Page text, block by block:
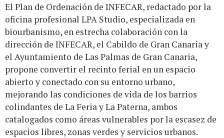
El Plan de Ordenación de INFECAR, redactado por la
oficina profesional LPA Studio, especializada en
biourbanismo, en estrecha colaboración con la
dirección de INFECAR, el Cabildo de Gran Canaria y
el Ayuntamiento de Las Palmas de Gran Canaria,
propone convertir el recinto ferial en un espacio
abierto y conectado con su entorno urbano,
mejorando las condiciones de vida de los barrios
colindantes de La Feria y La Paterna, ambos
catalogados como áreas vulnerables por la escasez de
espacios libres, zonas verdes y servicios urbanos.